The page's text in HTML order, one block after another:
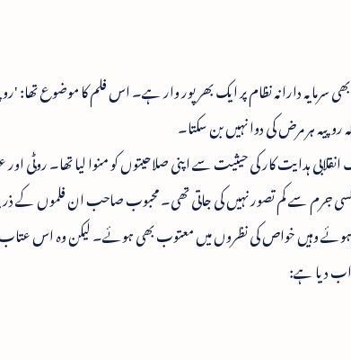
دارانہ نظام پر ایک بھرپور وار ہے۔ اس فلم کا موضوع تھا:
ہر مرض کی دوا نہیں بن سکتا۔
ہدایت کار کی حیثیت سے اپنی صلاحیتوں کو منوا لیا تھا۔ روٹی
کسی جرم سے کم تصور نہیں کی جاتی تھی۔ محبوب صاحب ان فلموں کے
ہوئے وہیں خواص کی نظروں میں معتوب بھی ہوئے۔ لیکن وہ اس
دیا ہے: